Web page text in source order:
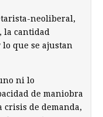
neoliberal,
la cantidad
que se ajustan
ni lo
de maniobra
crisis de demanda,